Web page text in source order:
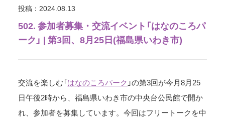
投稿：2024.08.13
502. 参加者募集・交流イベント「はなのころパ
ーク」 | 第3回、8月25日(福島県いわき市)
交流を楽しむ「はなのころパーク 」の第3回が今月8月25
日午後2時から、福島県いわき市の中央台公民館で開か
れ、参加者を募集しています。今回はフリートークを中